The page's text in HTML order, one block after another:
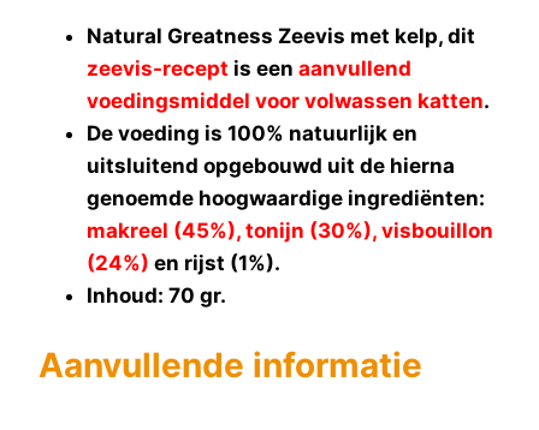
Natural Greatness Zeevis met kelp, dit
zeevis-recept is een aanvullend
voedingsmiddel voor volwassen katten.
De voeding is 100% natuurlijk en
uitsluitend opgebouwd uit de hierna
genoemde hoogwaardige ingrediënten:
makreel (45%), tonijn (30%), visbouillon
(24%) en rijst (1%).
Inhoud: 70 gr.
Aanvullende informatie